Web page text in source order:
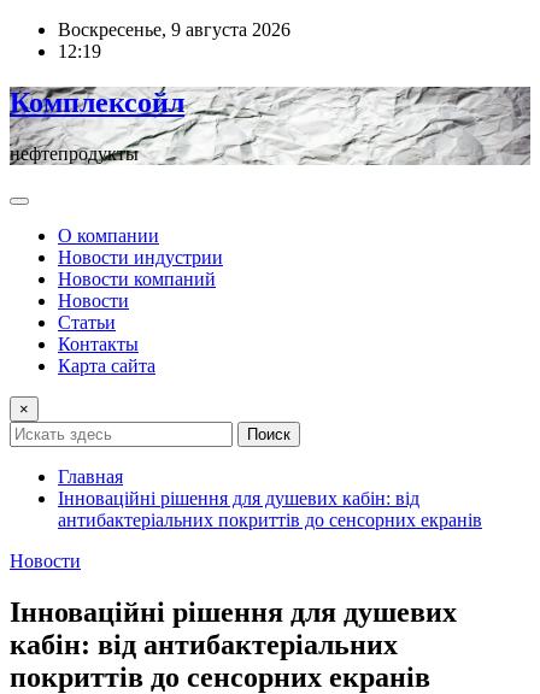
ПерейтиВоскресенье, 9 августа 2026
12:19
Комплексойл
нефтепродукты
О компании
Новости индустрии
Новости компаний
Новости
Статьи
Контакты
Карта сайта
×
Поиск
Главная
Інноваційні рішення для душевих кабін: від
антибактеріальних покриттів до сенсорних екранів
Новости
Інноваційні рішення для душевих
кабін: від антибактеріальних
покриттів до сенсорних екранів